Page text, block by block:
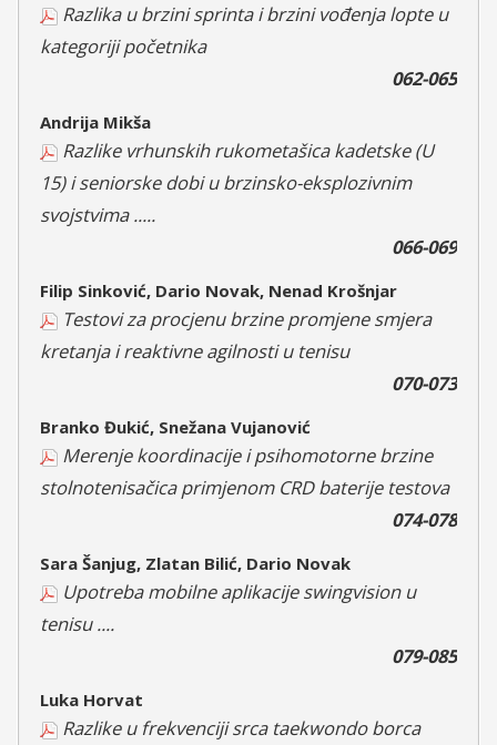
Razlika u brzini sprinta i brzini vođenja lopte u
kategoriji početnika
062-065
Andrija Mikša
Razlike vrhunskih rukometašica kadetske (U
15) i seniorske dobi u brzinsko-eksplozivnim
svojstvima .....
066-069
Filip Sinković, Dario Novak, Nenad Krošnjar
Testovi za procjenu brzine promjene smjera
kretanja i reaktivne agilnosti u tenisu
070-073
Branko Đukić, Snežana Vujanović
Merenje koordinacije i psihomotorne brzine
stolnotenisačica primjenom CRD baterije testova
074-078
Sara Šanjug, Zlatan Bilić, Dario Novak
Upotreba mobilne aplikacije swingvision u
tenisu ....
079-085
Luka Horvat
Razlike u frekvenciji srca taekwondo borca